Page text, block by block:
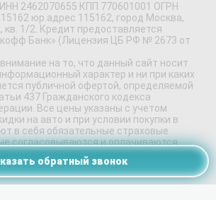
2462070655 КПП 770601001 ОГРН
юр.адрес 115162, город Москва,
кв. 1/2. Кредит предоставляется
Банк» (Лицензия ЦБ РФ № 2673 от
на то, что данный сайт носит
характер и ни при каких
публичной офертой, определяемой
437 Гражданского кодекса
Все цены указаны с учетом
на авто и при условии покупки в
в себя обязательные страховые
согласовываются и оплачиваются
обратный звонок